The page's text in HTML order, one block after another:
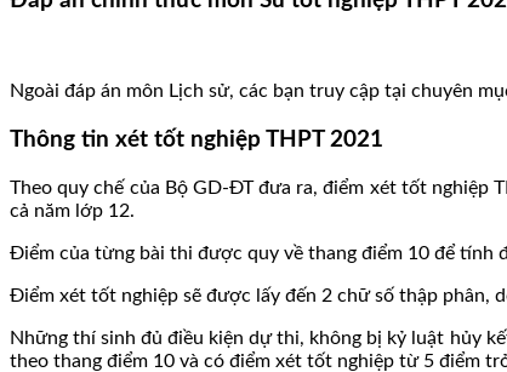
Ngoài đáp án môn Lịch sử, các bạn truy cập tại chuyên
Thông tin xét tốt nghiệp THPT 2021
Theo quy chế của Bộ GD-ĐT đưa ra, điểm xét tốt nghiệp
cả năm lớp 12.
Điểm của từng bài thi được quy về thang điểm 10 để tính
Điểm xét tốt nghiệp sẽ được lấy đến 2 chữ số thập phân,
Những thí sinh đủ điều kiện dự thi, không bị kỷ luật hủy
theo thang điểm 10 và có điểm xét tốt nghiệp từ 5 điểm